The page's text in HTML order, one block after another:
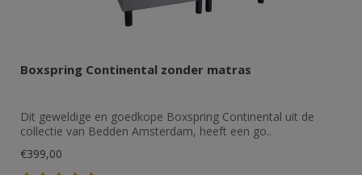
Boxspring Continental zonder matras
Dit geweldige en goedkope Boxspring Continental uit de
collectie van Bedden Amsterdam, heeft een go..
€399,00